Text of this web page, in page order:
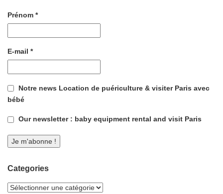
Prénom *
E-mail *
Notre news Location de puériculture & visiter Paris avec
bébé
Our newsletter : baby equipment rental and visit Paris
Categories